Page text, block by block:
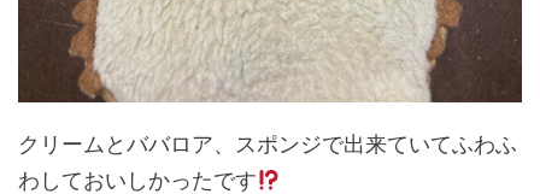
クリームとババロア、スポンジで出来ていてふわふ
わしておいしかったです